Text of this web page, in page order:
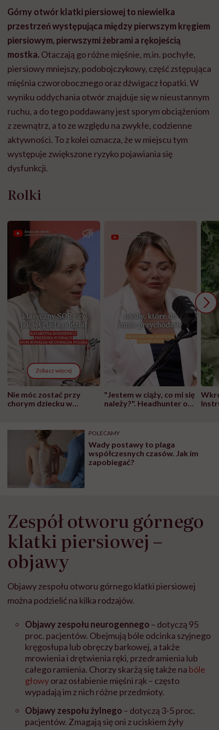
Górny otwór klatki piersiowej to niewielka
przestrzeń występująca między pierwszym kręgiem
piersiowym, pierwszymi żebrami a rękojeścią
mostka. Otaczają go różne mięśnie, m.in. pochyłe,
piersiowy mniejszy, podobojczykowy, część zstępująca
mięśnia czworobocznego oraz dźwigacz łopatki. W
wyniku oddychania otwór znajduje się w nieustannym
ruchu, a do tego poddawany jest sporym obciążeniom
z zewnątrz, a to ze względu na zwykłe, codzienne
aktywności. To z kolei oznacza, że w miejscu tym
występuje zwiększone ryzyko pojawiania się
dysfunkcji.
Rolki
Zobacz więcej
Nie móc zostać przy
chorym dziecku w
może chyba tylko
głupota i brak
wyobraźni"
"Jestem w ciąży, co mi się
należy?". Headhunter o
pracy
POLECAMY
Wady postawy to plaga
współczesnych czasów. Jak im
zapobiegać?
Zespół otworu górnego
klatki piersiowej –
objawy
Objawy zespołu otworu górnego klatki piersiowej
można podzielić na kilka rodzajów.
Objawy zespołu neurogennego – dotyczą 95
proc. pacjentów. Obejmują bóle odcinka szyjnego
kręgosłupa lub obręczy barkowej, a także
mrowienia i drętwienia ręki, przedramienia lub
całego ramienia. Chorzy skarżą się także na bóle
głowyoraz osłabienie mięśni rąk – często
wypadają im z nich różne przedmioty.
Objawy zespołu żylnego – dotyczą 3-5 proc.
pacjentów. Zmagają się oni z uciskiem żyły